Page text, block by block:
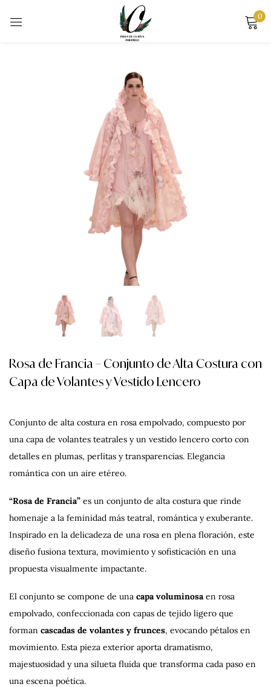
0
Rosa de Francia – Conjunto de Alta Costura con
Capa de Volantes y Vestido Lencero
Conjunto de alta costura en rosa empolvado, compuesto por
una capa de volantes teatrales y un vestido lencero corto con
detalles en plumas, perlitas y transparencias. Elegancia
romántica con un aire etéreo.
“Rosa de Francia” es un conjunto de alta costura que rinde
homenaje a la feminidad más teatral, romántica y exuberante.
Inspirado en la delicadeza de una rosa en plena floración, este
diseño fusiona textura, movimiento y sofisticación en una
propuesta visualmente impactante.
El conjunto se compone de una capa voluminosa en rosa
empolvado, confeccionada con capas de tejido ligero que
forman cascadas de volantes y frunces, evocando pétalos en
movimiento. Esta pieza exterior aporta dramatismo,
majestuosidad y una silueta fluida que transforma cada paso en
una escena poética.
Sign in
Remember me Lost password?
LOG IN
CREATE AN ACCOUNT